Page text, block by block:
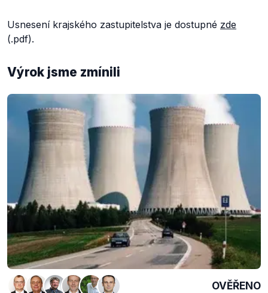
Usnesení krajského zastupitelstva je dostupné zde
(.pdf).
Výrok jsme zmínili
OVĚŘENO